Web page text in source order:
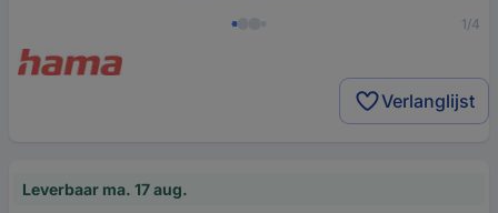
1/4
Verlanglijst
Leverbaar ma. 17 aug.